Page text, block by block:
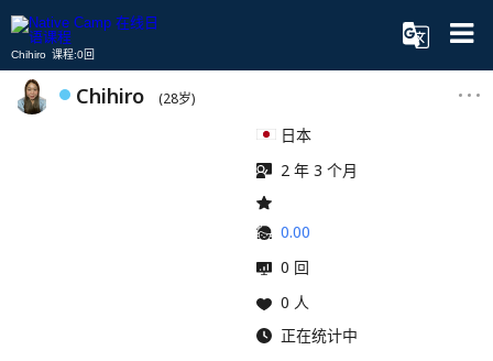
Chihiro 课程:0回
Chihiro (28岁)
日本
2 年 3 个月
0.00
0 回
0 人
正在统计中